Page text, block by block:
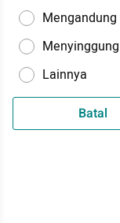
Lainnya
Batal